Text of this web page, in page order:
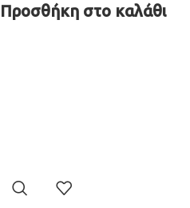
Προσθήκη στο καλάθι